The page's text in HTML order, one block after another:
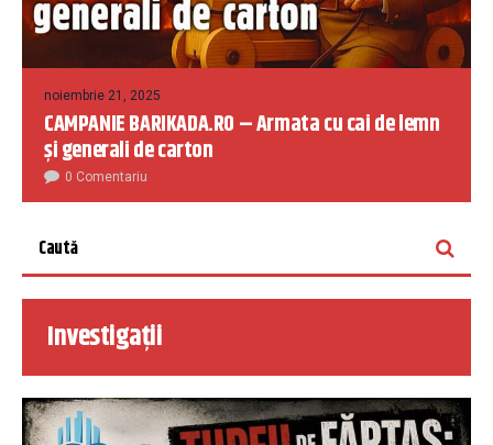
noiembrie 21, 2025
CAMPANIE BARIKADA.RO – Armata cu cai de lemn
și generali de carton
0 Comentariu
Investigații